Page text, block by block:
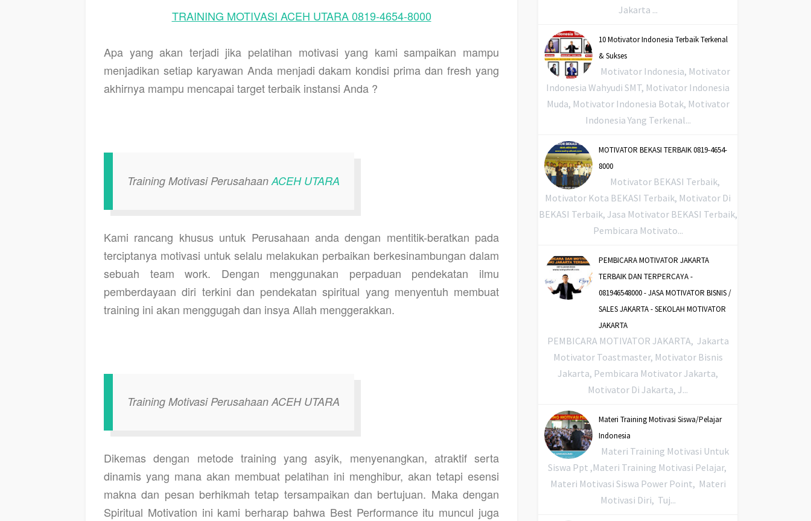
TRAINING MOTIVASI ACEH UTARA 0819-4654-8000
Apa yang akan terjadi jika pelatihan motivasi yang kami sampaikan mampu
menjadikan setiap karyawan Anda menjadi dakam kondisi prima dan fresh yang
akhirnya mampu mencapai target terbaik instansi Anda ?
Training Motivasi Perusahaan ACEH UTARA
Kami rancang khusus untuk Perusahaan anda dengan mentitik-beratkan pada
terciptanya motivasi untuk selalu melakukan perbaikan berkesinambungan dalam
sebuah team work. Dengan menggunakan perpaduan pendekatan ilmu
pemberdayaan diri terkini dan pendekatan spiritual yang menyentuh membuat
training ini akan menggugah dan insya Allah menggerakkan.
Training Motivasi Perusahaan ACEH UTARA
Dikemas dengan metode training yang asyik, menyenangkan, atraktif serta
dinamis yang mana akan membuat pelatihan ini menghibur, akan tetapi esensi
makna dan pesan berhikmah tetap tersampaikan dan bertujuan. Maka dengan
Spiritual Motivation ini kami berharap bahwa Best Performance itu muncul juga
Jakarta ...
10 Motivator Indonesia Terbaik Terkenal
& Sukses
Motivator Indonesia, Motivator
Indonesia Wahyudi SMT, Motivator Indonesia
Muda, Motivator Indonesia Botak, Motivator
Indonesia Yang Terkenal...
MOTIVATOR BEKASI TERBAIK 0819-4654-
8000
Motivator BEKASI Terbaik,
Motivator Kota BEKASI Terbaik, Motivator Di
BEKASI Terbaik, Jasa Motivator BEKASI Terbaik,
Pembicara Motivato...
PEMBICARA MOTIVATOR JAKARTA
TERBAIK DAN TERPERCAYA -
081946548000 - JASA MOTIVATOR BISNIS /
SALES JAKARTA - SEKOLAH MOTIVATOR
JAKARTA
PEMBICARA MOTIVATOR JAKARTA, Jakarta
Motivator Toastmaster, Motivator Bisnis
Jakarta, Pembicara Motivator Jakarta,
Motivator Di Jakarta, J...
Materi Training Motivasi Siswa/Pelajar
Indonesia
Materi Training Motivasi Untuk
Siswa Ppt ,Materi Training Motivasi Pelajar,
Materi Motivasi Siswa Power Point, Materi
Motivasi Diri, Tuj...